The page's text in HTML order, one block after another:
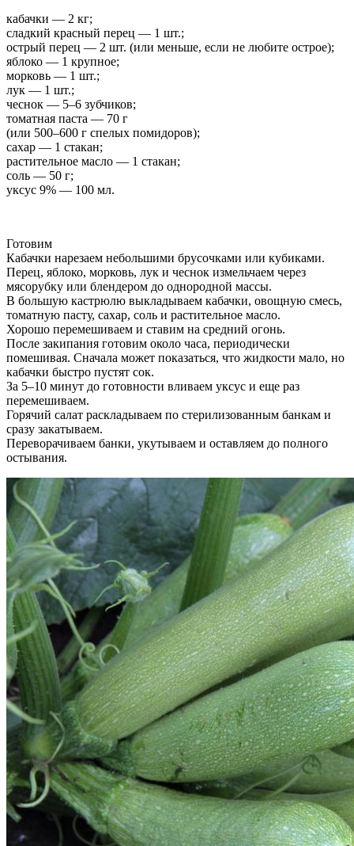
кабачки — 2 кг;
сладкий красный перец — 1 шт.;
острый перец — 2 шт. (или меньше, если не любите острое);
яблоко — 1 крупное;
морковь — 1 шт.;
лук — 1 шт.;
чеснок — 5–6 зубчиков;
томатная паста — 70 г
(или 500–600 г спелых помидоров);
сахар — 1 стакан;
растительное масло — 1 стакан;
соль — 50 г;
уксус 9% — 100 мл.
Готовим
Кабачки нарезаем небольшими брусочками или кубиками.
Перец, яблоко, морковь, лук и чеснок измельчаем через
мясорубку или блендером до однородной массы.
В большую кастрюлю выкладываем кабачки, овощную смесь,
томатную пасту, сахар, соль и растительное масло.
Хорошо перемешиваем и ставим на средний огонь.
После закипания готовим около часа, периодически
помешивая. Сначала может показаться, что жидкости мало, но
кабачки быстро пустят сок.
За 5–10 минут до готовности вливаем уксус и еще раз
перемешиваем.
Горячий салат раскладываем по стерилизованным банкам и
сразу закатываем.
Переворачиваем банки, укутываем и оставляем до полного
остывания.